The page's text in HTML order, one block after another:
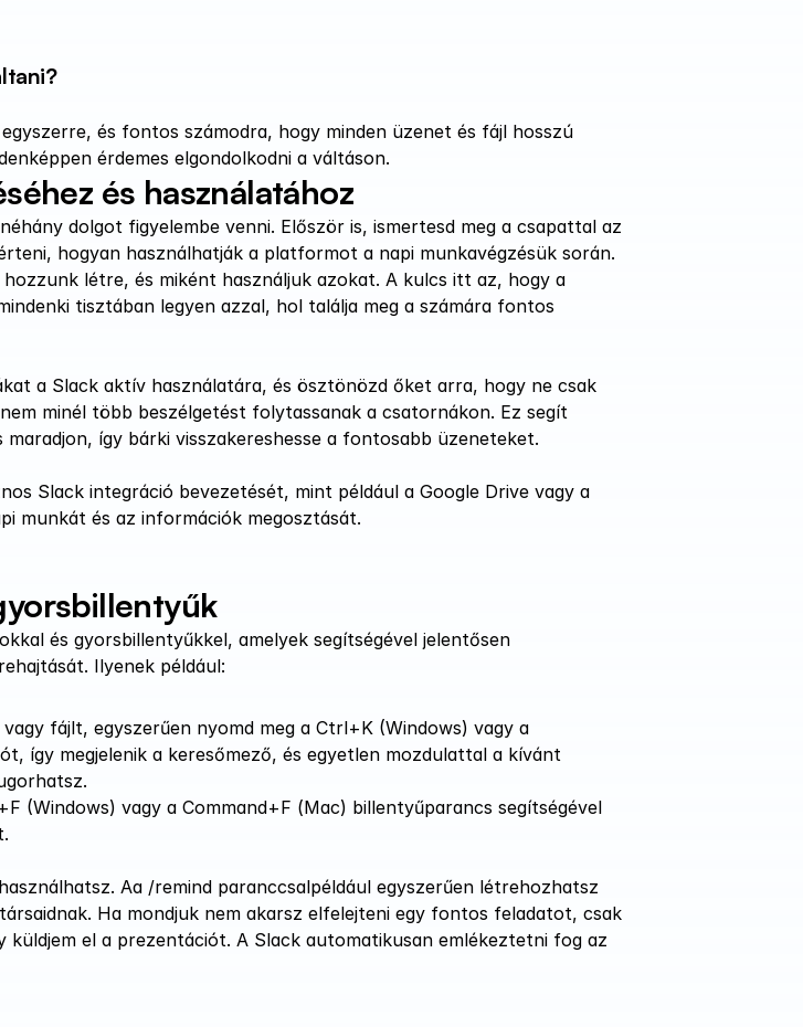
és fontos számodra, hogy minden üzenet és fájl hosszú
érdemes elgondolkodni a váltáson.
és használatához
dolgot figyelembe venni. Először is, ismertesd meg a csapattal az
hogyan használhatják a platformot a napi munkavégzésük során.
létre, és miként használjuk azokat. A kulcs itt az, hogy a
tisztában legyen azzal, hol találja meg a számára fontos
a Slack aktív használatára, és ösztönözd őket arra, hogy ne csak
minél több beszélgetést folytassanak a csatornákon. Ez segít
így bárki visszakereshesse a fontosabb üzeneteket.
Slack integráció bevezetését, mint például a Google Drive vagy a
munkát és az információk megosztását.
és gyorsbillentyűkkel, amelyek segítségével jelentősen
Ilyenek például:
fájlt, egyszerűen nyomd meg a Ctrl+K (Windows) vagy a
így megjelenik a keresőmező, és egyetlen mozdulattal a kívánt
(Windows) vagy a Command+F (Mac) billentyűparancs segítségével
Aa /remind paranccsalpéldául egyszerűen létrehozhatsz
Ha mondjuk nem akarsz elfelejteni egy fontos feladatot, csak
küldjem el a prezentációt. A Slack automatikusan emlékeztetni fog az